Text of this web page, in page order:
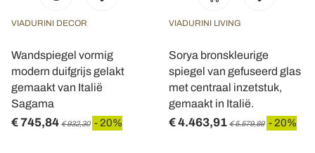
VIADURINI DECOR
Wandspiegel vormig
modern duifgrijs gelakt
gemaakt van Italië
Sagama
€ 745,84 € 932,30 - 20%
VIADURINI LIVING
Sorya bronskleurige
spiegel van gefuseerd glas
met centraal inzetstuk,
gemaakt in Italië.
€ 4.463,91 € 5.579,89 - 20%